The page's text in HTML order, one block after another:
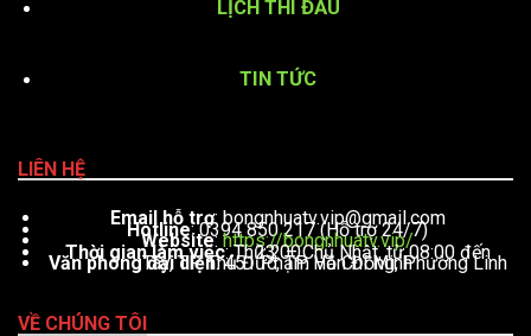
LỊCH THI ĐẤU
TIN TỨC
LIÊN HỆ
Email hỗ trợ:bongnhuatv.vip@gmail.com
Hotline: 0394 850 217 (Hỗ trợ 24/7)
Website:https://bongnhuatv.vip/
Thời gian làm việc : Thứ 2 – Chủ Nhật, từ 08:00 đến 23:00
Văn phòng đại diện: 451 Phạm Văn Đồng, Phường Linh Tây, TP. Thủ Đức, TP. Hồ Chí Minh
VỀ CHÚNG TÔI